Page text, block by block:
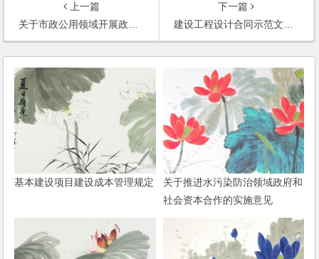
上一篇
关于市政公用领域开展政府和社会资本合作项目推介工作的通知
下一篇
建设工程设计合同示范文本（房屋建筑工程）（GF-2015-0209）
基本建设项目建设成本管理规定
关于推进水污染防治领域政府和
社会资本合作的实施意见